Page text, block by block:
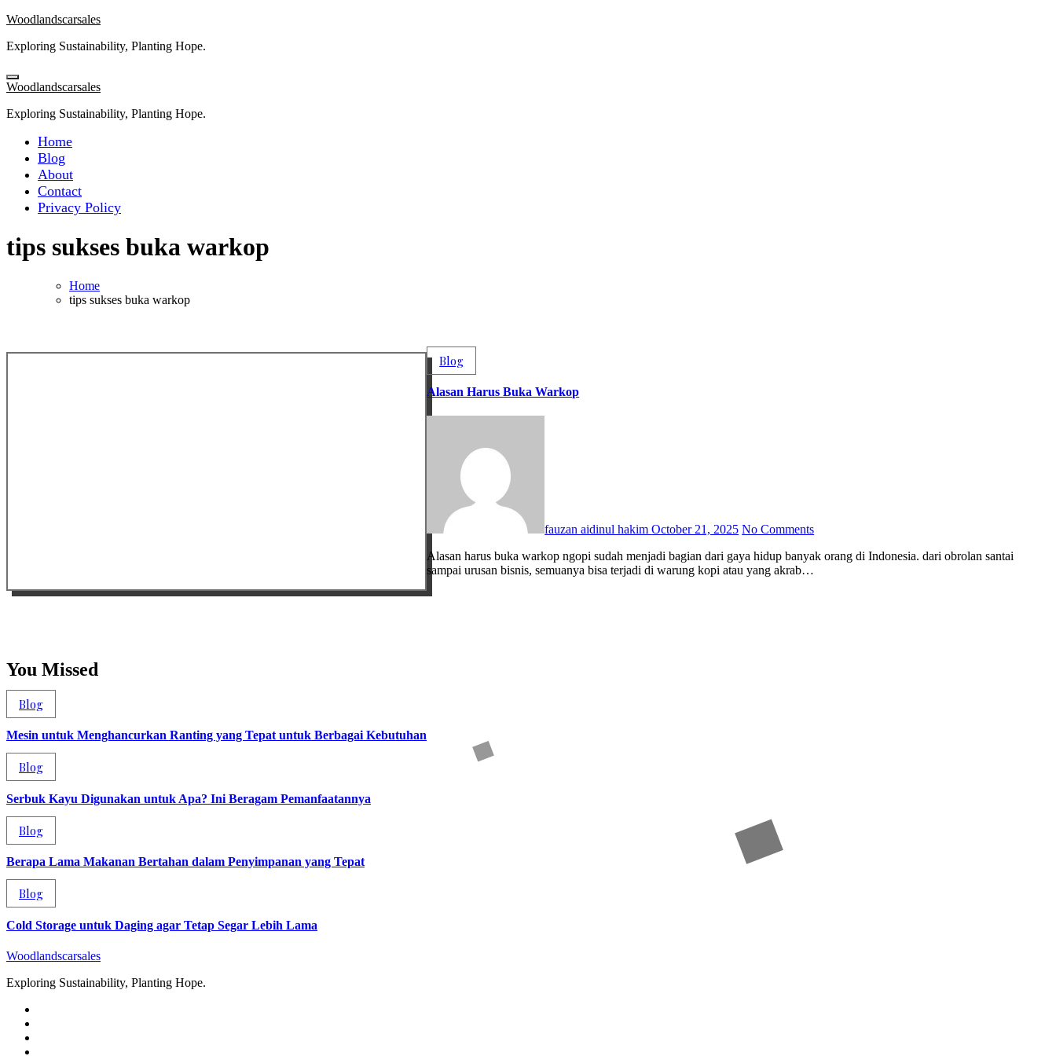
Skip
content
Woodlandscarsales
Exploring Sustainability, Planting Hope.
Woodlandscarsales
Exploring Sustainability, Planting Hope.
Home
Blog
About
Contact
Privacy Policy
tips sukses buka warkop
Home
tips sukses buka warkop
Blog
Alasan Harus Buka Warkop
fauzan aidinul hakimOctober 21, 2025 No Comments
Alasan harus buka warkop ngopi sudah menjadi bagian dari gaya hidup banyak orang di Indonesia. dari obrolan santai
sampai urusan bisnis, semuanya bisa terjadi di warung kopi atau yang akrab…
You Missed
Blog
Mesin untuk Menghancurkan Ranting yang Tepat untuk Berbagai Kebutuhan
Blog
Serbuk Kayu Digunakan untuk Apa? Ini Beragam Pemanfaatannya
Blog
Berapa Lama Makanan Bertahan dalam Penyimpanan yang Tepat
Blog
Cold Storage untuk Daging agar Tetap Segar Lebih Lama
Woodlandscarsales
Exploring Sustainability, Planting Hope.